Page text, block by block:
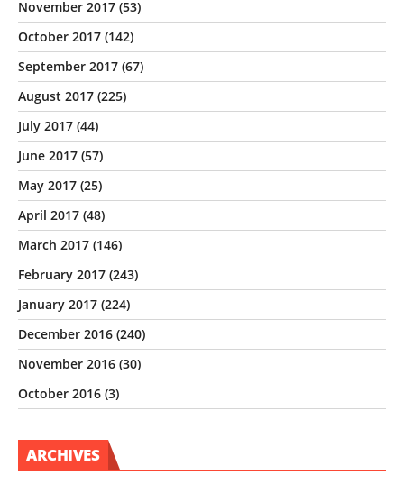
November 2017 (53)
October 2017 (142)
September 2017 (67)
August 2017 (225)
July 2017 (44)
June 2017 (57)
May 2017 (25)
April 2017 (48)
March 2017 (146)
February 2017 (243)
January 2017 (224)
December 2016 (240)
November 2016 (30)
October 2016 (3)
ARCHIVES